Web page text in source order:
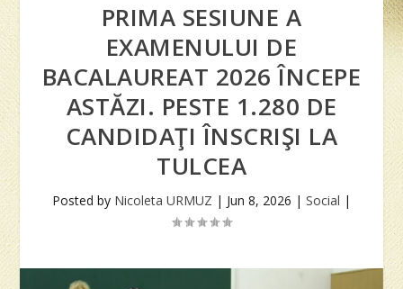
PRIMA SESIUNE A
EXAMENULUI DE
BACALAUREAT 2026 ÎNCEPE
ASTĂZI. PESTE 1.280 DE
CANDIDAŢI ÎNSCRIŞI LA
TULCEA
Posted by Nicoleta URMUZ | Jun 8, 2026 | Social |